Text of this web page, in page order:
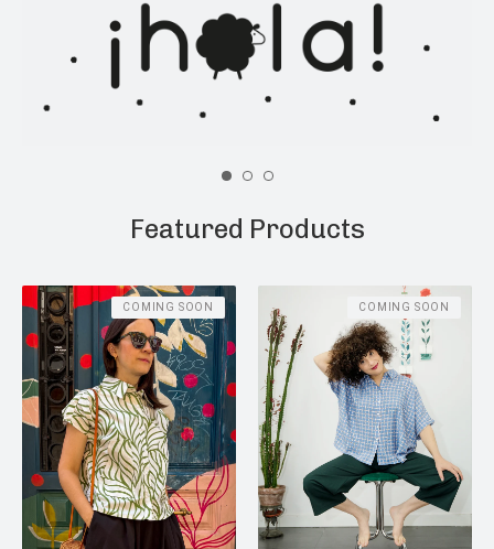
Featured Products
COMING SOON COMING SOON